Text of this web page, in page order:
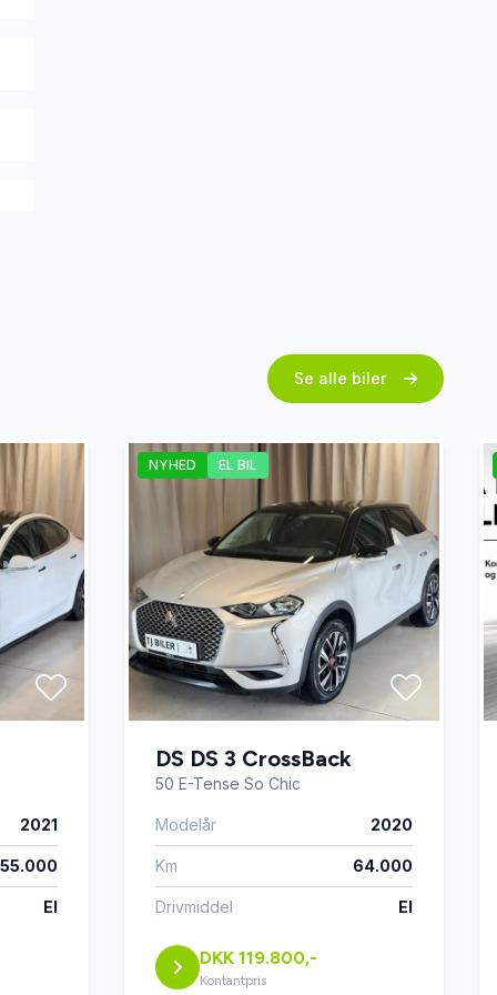
Se alle biler
2021
El
NYHED EL BIL
DS DS 3 CrossBack
50 E-Tense So Chic
Modelår 2020
Km 64.000
Drivmiddel El
DKK 119.800,-
Kontantpris